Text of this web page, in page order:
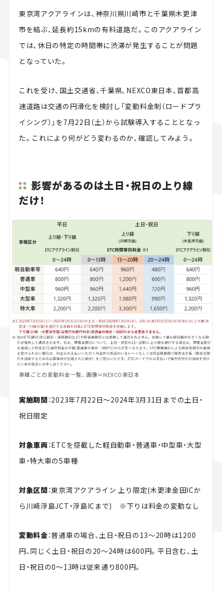
東京湾アクアラインは、神奈川県川崎市と千葉県木更津
市を結ぶ、延長約15kmの有料道路だ。このアクアライン
では、休日の特定の時間帯に渋滞が発生することが問題
となっていた。
これを受け、国土交通省、千葉県、NEXCO東日本、首都高
速道路は交通の円滑化を検討し「変動料金制（ロードプラ
イシング）」を7月22日（土）から試験導入することとなっ
た。これにより何がどう変わるのか、確認してみよう。
影響があるのは土日・祝日の上り線
だけ！
車種ごとの変動料金一覧。画像＝NEXCO東日本
実施期間 ：2023年7月22日～2024年3月31日までの土日・
祝日限定
対象車両：ETCを搭載した軽自動車・普通車・中型車・大型
車・特大車の5車種
対象区間 ：東京湾アクアライン 上り限定(木更津金田ICか
ら川崎浮島JCT・浮島ICまで) ※下りは料金の変動なし
変動料金：普通車の場合、土日・祝日の13～20時は1200
円、同じく土日・祝日の20～24時は600円。平日含む、土
日・祝日の0～13時は従来通り800円。